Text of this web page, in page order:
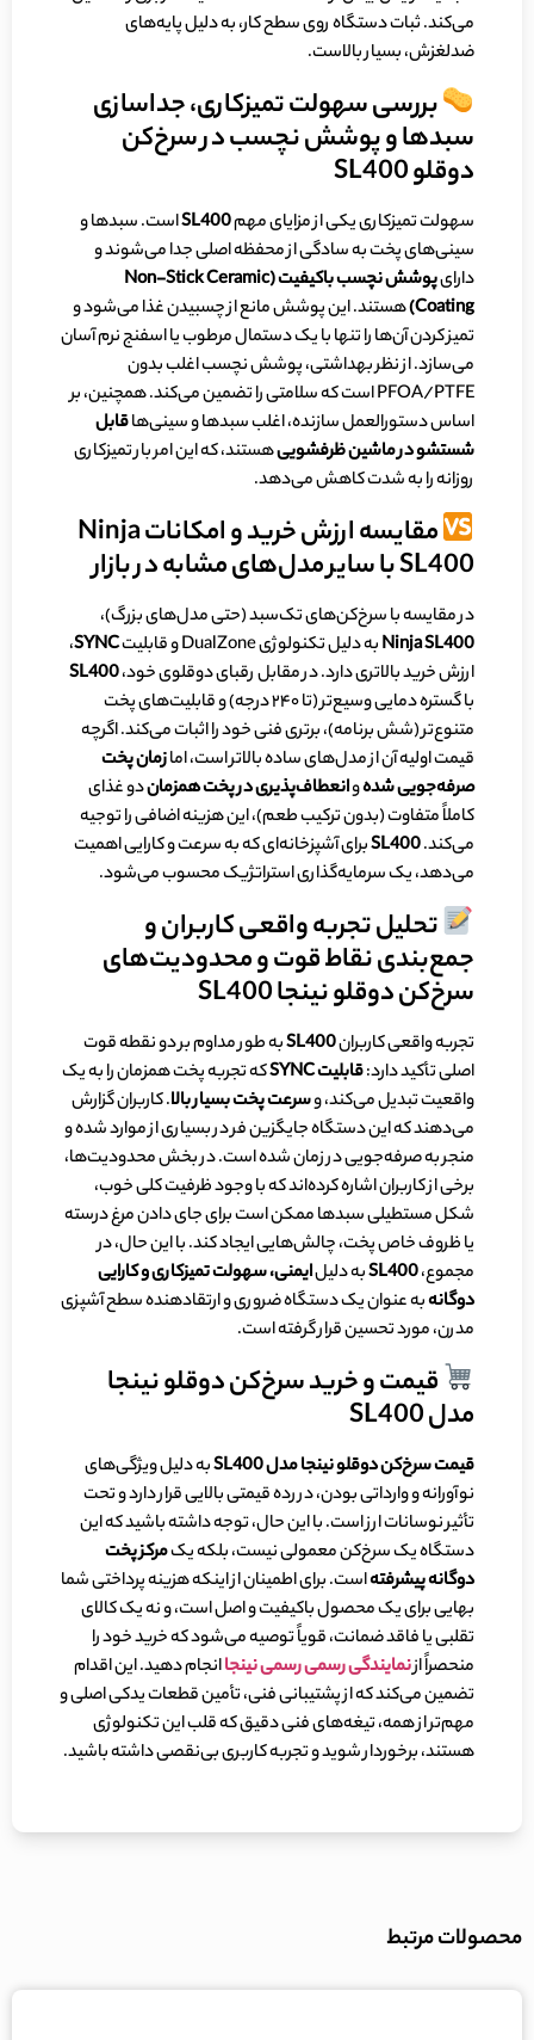
می‌کند. ثبات دستگاه روی سطح کار، به دلیل پایه‌های
ضدلغزش، بسیار بالاست.
بررسی سهولت تمیزکاری، جداسازی
سبدها و پوشش نچسب در سرخ‌کن
دوقلو SL400
سهولت تمیزکاری یکی از مزایای مهمSL400است. سبدها و
سینی‌های پخت به سادگی از محفظه اصلی جدا می‌شوند و
دارایپوشش نچسب باکیفیت (Non-Stick Ceramic
Coating
)هستند. این پوشش مانع از چسبیدن غذا می‌شود و
تمیز کردن آن‌ها را تنها با یک دستمال مرطوب یا اسفنج نرم آسان
می‌سازد. از نظر بهداشتی، پوشش نچسب اغلب بدون
PFOA/PTFE است که سلامتی را تضمین می‌کند. همچنین، بر
اساس دستورالعمل سازنده، اغلب سبدها و سینی‌هاقابل
شستشو در ماشین ظرفشوییهستند، که این امر بار تمیزکاری
روزانه را به شدت کاهش می‌دهد.
مقایسه ارزش خرید و امکانات Ninja
SL400 با سایر مدل‌های مشابه در بازار
در مقایسه با سرخ‌کن‌های تک‌سبد (حتی مدل‌های بزرگ)،
Ninja SL400به دلیل تکنولوژی DualZone و قابلیت SYNC،
ارزش خرید بالاتری دارد. در مقابل رقبای دوقلوی خود،SL400
با گستره دمایی وسیع‌تر (تا ۲۴۰ درجه) و قابلیت‌های پخت
متنوع‌تر (شش برنامه)، برتری فنی خود را اثبات می‌کند. اگرچه
قیمت اولیه آن از مدل‌های ساده بالاتر است، امازمان پخت
صرفه‌جویی شدهوانعطاف‌پذیری در پخت همزماندو غذای
کاملاً متفاوت (بدون ترکیب طعم)، این هزینه اضافی را توجیه
می‌کند.SL400برای آشپزخانه‌ای که به سرعت و کارایی اهمیت
می‌دهد، یک سرمایه‌گذاری استراتژیک محسوب می‌شود.
تحلیل تجربه واقعی کاربران و
جمع‌بندی نقاط قوت و محدودیت‌های
سرخ‌کن دوقلو نینجا SL400
تجربه واقعی کاربرانSL400به طور مداوم بر دو نقطه قوت
اصلی تأکید دارد:قابلیتSYNCکه تجربه پخت همزمان را به یک
واقعیت تبدیل می‌کند، وسرعت پخت بسیار بالا. کاربران گزارش
می‌دهند که این دستگاه جایگزین فر در بسیاری از موارد شده و
منجر به صرفه‌جویی در زمان شده است. در بخش محدودیت‌ها،
برخی از کاربران اشاره کرده‌اند که با وجود ظرفیت کلی خوب،
شکل مستطیلی سبدها ممکن است برای جای دادن مرغ درسته
یا ظروف خاص پخت، چالش‌هایی ایجاد کند. با این حال، در
مجموع،SL400به دلیلایمنی، سهولت تمیزکاری و کارایی
دوگانهبه عنوان یک دستگاه ضروری و ارتقادهنده سطح آشپزی
مدرن، مورد تحسین قرار گرفته است.
قیمت و خرید سرخ‌کن دوقلو نینجا
مدل SL400
قیمت سرخ‌کن دوقلو نینجا مدلSL400به دلیل ویژگی‌های
نوآورانه و وارداتی بودن، در رده قیمتی بالایی قرار دارد و تحت
تأثیر نوسانات ارز است. با این حال، توجه داشته باشید که این
دستگاه یک سرخ‌کن معمولی نیست، بلکه یکمرکز پخت
دوگانه پیشرفتهاست. برای اطمینان از اینکه هزینه پرداختی شما
بهایی برای یک محصول باکیفیت و اصل است، و نه یک کالای
تقلبی یا فاقد ضمانت، قویاً توصیه می‌شود که خرید خود را
منحصراً ازنمایندگی‌ رسمی رسمی نینجاانجام دهید. این اقدام
تضمین می‌کند که از پشتیبانی فنی، تأمین قطعات یدکی اصلی و
مهم‌تر از همه، تیغه‌های فنی دقیق که قلب این تکنولوژی
هستند، برخوردار شوید و تجربه کاربری بی‌نقصی داشته باشید.
محصولات مرتبط